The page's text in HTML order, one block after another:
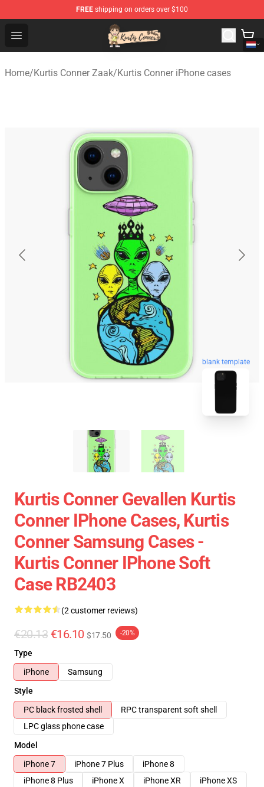
FREE shipping on orders over $100
Open menu
Kurtis Conner Store - Official Kurtis Conner Merchandise
Home/Kurtis Conner Zaak/Kurtis Conner iPhone cases
blank template
Kurtis Conner Gevallen Kurtis
Conner IPhone Cases, Kurtis
Conner Samsung Cases -
Kurtis Conner IPhone Soft
Case RB2403
(2 customer reviews)
€20.13 €16.10 $17.50 -20%
Type
iPhone
Samsung
Style
PC black frosted shell
RPC transparent soft shell
LPC glass phone case
Model
iPhone 7
iPhone 7 Plus
iPhone 8
iPhone 8 Plus
iPhone X iPhone XR
iPhone XS